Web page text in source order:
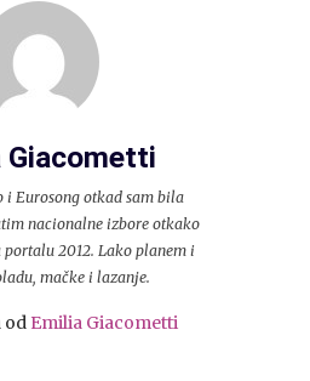
Giacometti
i Eurosong otkad sam bila
nacionalne izbore otkako
2012. Lako planem i
mačke i lazanje.
od Emilia Giacometti